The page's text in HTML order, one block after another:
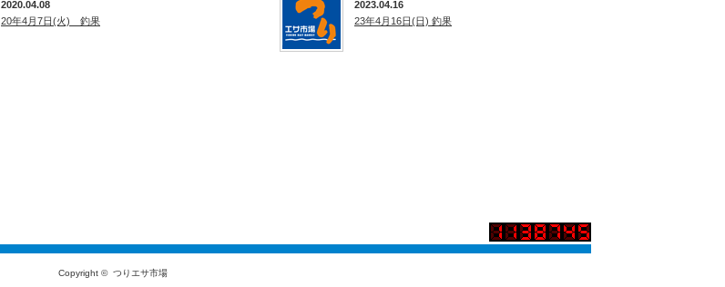
2020.04.08
20年4月7日(火) 釣果
2023.04.16
23年4月16日(日) 釣果
Copyright © つりエサ市場